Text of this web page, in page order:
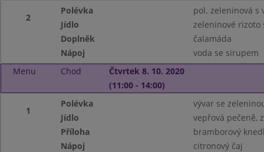
2
Polévka
pol. zeleninová s
Jídlo
zeleninové rizoto
Doplněk
čalamáda
Nápoj
voda se sirupem
Menu
Chod
Čtvrtek 8. 10. 2020
(11:00 - 14:00)
1
Polévka
vývar se
Jídlo
vepřová pečeně,
Příloha
bramborový
Nápoj
citronový čaj